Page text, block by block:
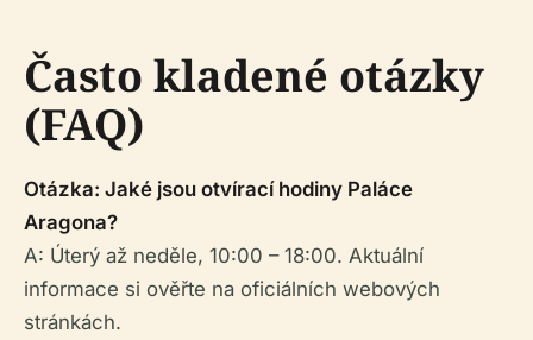
Často kladené otázky
(FAQ)
Otázka: Jaké jsou otvírací hodiny Paláce
Aragona?
A: Úterý až neděle, 10:00 – 18:00. Aktuální
informace si ověřte na oficiálních webových
stránkách.